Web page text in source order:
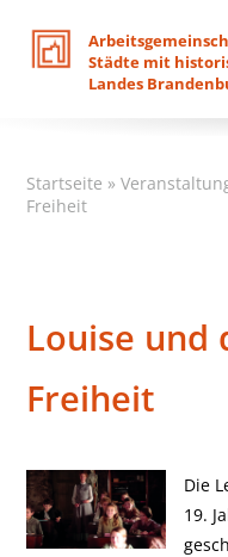
Städte mit
Landes
Startseite »
Freiheit
Louise und
Freiheit
Die
19.